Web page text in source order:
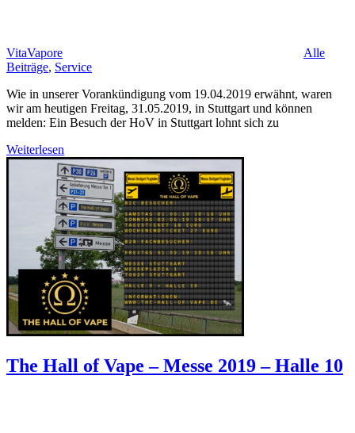
VitaVapore
Alle
Beiträge, Service
Wie in unserer Vorankündigung vom 19.04.2019 erwähnt, waren
wir am heutigen Freitag, 31.05.2019, in Stuttgart und können
melden: Ein Besuch der HoV in Stuttgart lohnt sich zu
Weiterlesen
The Hall of Vape – Messe 2019 – Halle 10